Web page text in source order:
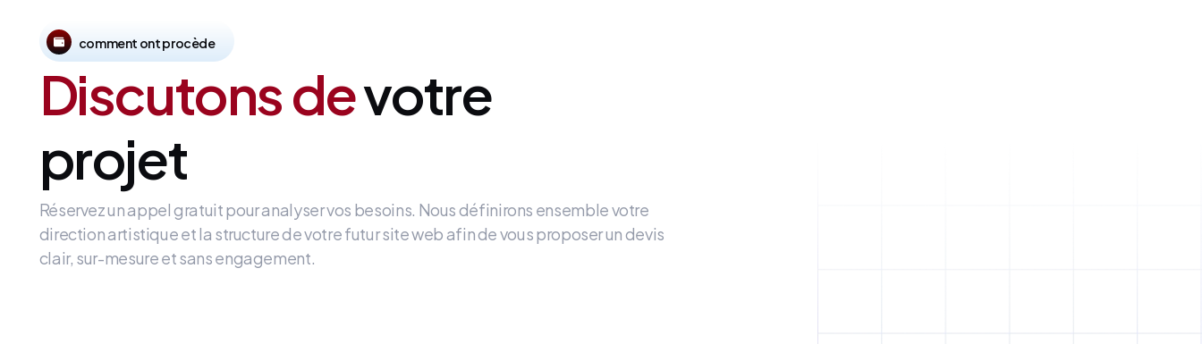
comment ont procède
Discutons devotre
projet
Réservez un appel gratuit pour analyser vos besoins. Nous définirons ensemble votre
direction artistique et la structure de votre futur site web afin de vous proposer un devis
clair, sur-mesure et sans engagement.